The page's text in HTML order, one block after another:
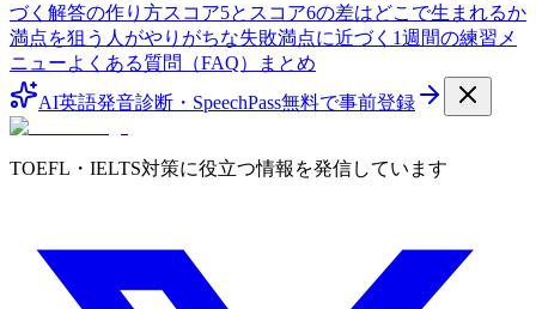
づく解答の作り方スコア5とスコア6の差はどこで生まれるか
満点を狙う人がやりがちな失敗満点に近づく1週間の練習メ
ニューよくある質問（FAQ）
まとめ
AI英語発音診断・SpeechPass無料で事前登録
TOEFL・IELTS対策に役立つ情報を発信しています